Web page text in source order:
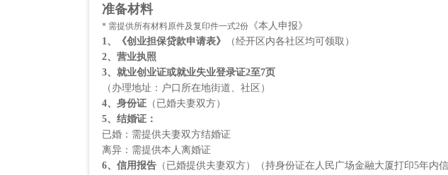
准备材料
* 需提供所有材料原件及复印件一式2份 《本人申报》
1、《创业担保贷款申请表》
（经开区内各社区均可领取）
2、营业执照
3、就业创业证或就业失业登录证2至7页
（办理地址：户口所在地街道、社区）
4、身份证 （已婚夫妻双方）
5、结婚证：
已婚：需提供夫妻双方结婚证
离异：需提供本人离婚证
6、信用报告 （已婚提供夫妻双方）（持身份证在人民广场金融大厦打印5年内